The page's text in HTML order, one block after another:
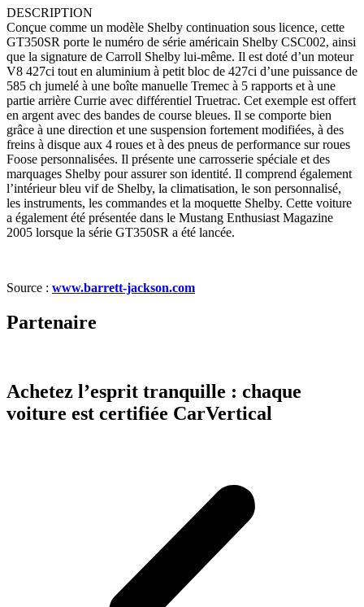
DESCRIPTION
Conçue comme un modèle Shelby continuation sous licence, cette
GT350SR porte le numéro de série américain Shelby CSC002, ainsi
que la signature de Carroll Shelby lui-même. Il est doté d’un moteur
V8 427ci tout en aluminium à petit bloc de 427ci d’une puissance de
585 ch jumelé à une boîte manuelle Tremec à 5 rapports et à une
partie arrière Currie avec différentiel Truetrac. Cet exemple est offert
en argent avec des bandes de course bleues. Il se comporte bien
grâce à une direction et une suspension fortement modifiées, à des
freins à disque aux 4 roues et à des pneus de performance sur roues
Foose personnalisées. Il présente une carrosserie spéciale et des
marquages Shelby pour assurer son identité. Il comprend également
l’intérieur bleu vif de Shelby, la climatisation, le son personnalisé,
les instruments, les commandes et la moquette Shelby. Cette voiture
a également été présentée dans le Mustang Enthusiast Magazine
2005 lorsque la série GT350SR a été lancée.
Source : www.barrett-jackson.com
Partenaire
Achetez l’esprit tranquille : chaque
voiture est certifiée CarVertical